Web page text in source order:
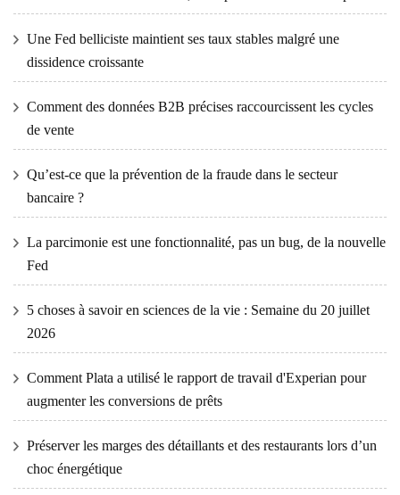
Une Fed belliciste maintient ses taux stables malgré une
dissidence croissante
Comment des données B2B précises raccourcissent les cycles
de vente
Qu’est-ce que la prévention de la fraude dans le secteur
bancaire ?
La parcimonie est une fonctionnalité, pas un bug, de la nouvelle
Fed
5 choses à savoir en sciences de la vie : Semaine du 20 juillet
2026
Comment Plata a utilisé le rapport de travail d'Experian pour
augmenter les conversions de prêts
Préserver les marges des détaillants et des restaurants lors d’un
choc énergétique